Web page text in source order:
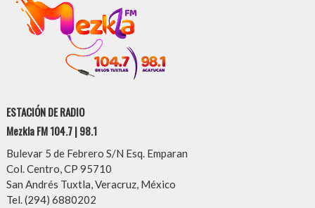
ESTACIÓN DE RADIO
Mezkla FM 104.7 | 98.1
Bulevar 5 de Febrero S/N Esq. Emparan
Col. Centro, CP 95710
San Andrés Tuxtla, Veracruz, México
Tel. (294) 6880202